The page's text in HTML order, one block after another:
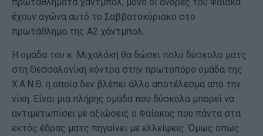
έχουν αγώνα αυτό το Σαββατοκύριακο στο
πρωτάθλημα της Α2 χάντμπολ.
Η ομάδα του κ. Μιχαλάκη θα δώσει πολύ δύσκολο ματς
στη Θεσσαλονίκη κόντρα στην πρωτοπόρο ομάδα της
Χ.Α.Ν.Θ. η οποία δεν βλέπει άλλο αποτέλεσμα από την
νίκη. Είναι μια πλήρης ομάδα που δύσκολα μπορεί να
αντιμετωπίσει με αξιώσεις ο Φαίακας που πάντα στα
εκτός έδρας ματς πηγαίνει με ελλείψεις. Όμως όπως